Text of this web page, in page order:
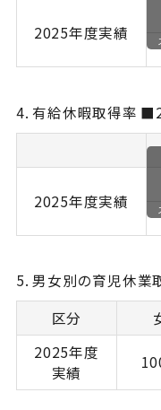
2025年度実績
4. 有給休暇取得率
2025年度実績
5. 男女別の育児休業
区分
2025年度
実績